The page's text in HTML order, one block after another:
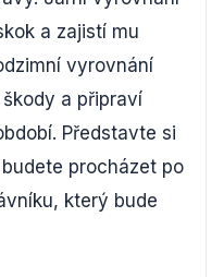
a zajistí mu
vyrovnání
a připraví
Představte si
procházet po
který bude